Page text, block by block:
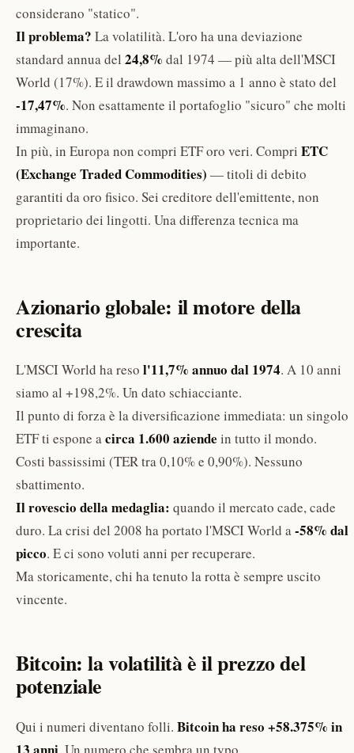
considerano "statico".
Il problema? La volatilità. L'oro ha una deviazione
standard annua del 24,8% dal 1974 — più alta dell'MSCI
World (17%). E il drawdown massimo a 1 anno è stato del
-17,47%. Non esattamente il portafoglio "sicuro" che molti
immaginano.
In più, in Europa non compri ETF oro veri. Compri ETC
(Exchange Traded Commodities) — titoli di debito
garantiti da oro fisico. Sei creditore dell'emittente, non
proprietario dei lingotti. Una differenza tecnica ma
importante.
Azionario globale: il motore della
crescita
L'MSCI World ha reso l'11,7% annuo dal 1974. A 10 anni
siamo al +198,2%. Un dato schiacciante.
Il punto di forza è la diversificazione immediata: un singolo
ETF ti espone acirca 1.600 aziende in tutto il mondo.
Costi bassissimi (TER tra 0,10% e 0,90%). Nessuno
sbattimento.
Il rovescio della medaglia: quando il mercato cade, cade
duro. La crisi del 2008 ha portato l'MSCI World a-58% dal
picco. E ci sono voluti anni per recuperare.
Ma storicamente, chi ha tenuto la rotta è sempre uscito
vincente.
Bitcoin: la volatilità è il prezzo del
potenziale
Qui i numeri diventano folli. Bitcoin ha reso +58.375% in